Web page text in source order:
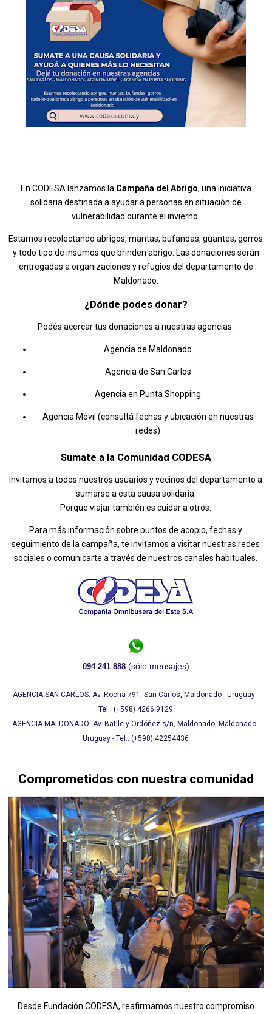
En CODESA lanzamos la Campaña del Abrigo, una iniciativa
solidaria destinada a ayudar a personas en situación de
vulnerabilidad durante el invierno.
Estamos recolectando abrigos, mantas, bufandas, guantes, gorros
y todo tipo de insumos que brinden abrigo. Las donaciones serán
entregadas a organizaciones y refugios del departamento de
Maldonado.
¿Dónde podes donar?
Podés acercar tus donaciones a nuestras agencias:
Agencia de Maldonado
Agencia de San Carlos
Agencia en Punta Shopping
Agencia Móvil (consultá fechas y ubicación en nuestras
redes)
Sumate a la Comunidad CODESA
Invitamos a todos nuestros usuarios y vecinos del departamento a
sumarse a esta causa solidaria.
Porque viajar también es cuidar a otros.
Para más información sobre puntos de acopio, fechas y
seguimiento de la campaña, te invitamos a visitar nuestras redes
sociales o comunicarte a través de nuestros canales habituales.
094 241 888 (sólo mensajes)
AGENCIA SAN CARLOS: Av. Rocha 791, San Carlos, Maldonado - Uruguay -
Tel.: (+598) 4266 9129
AGENCIA MALDONADO: Av. Batlle y Ordóñez s/n, Maldonado, Maldonado -
Uruguay - Tel.: (+598) 42254436
Comprometidos con nuestra comunidad
Desde Fundación CODESA, reafirmamos nuestro compromiso